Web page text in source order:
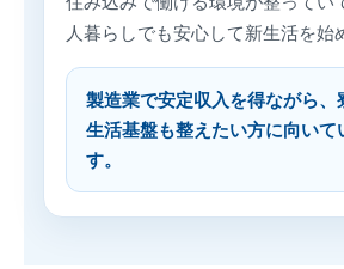
人暮らしでも安心して新生活を始
製造業で安定収入を得ながら、
生活基盤も整えたい方に向いて
す。